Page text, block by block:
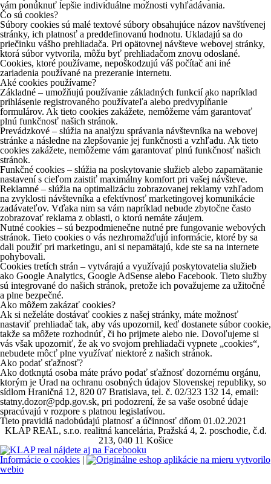
vám ponúknuť lepšie individuálne možnosti vyhľadávania.
Čo sú cookies?
Súbory cookies sú malé textové súbory obsahujúce názov navštívenej
stránky, ich platnosť a preddefinovanú hodnotu. Ukladajú sa do
priečinku vášho prehliadača. Pri opätovnej návšteve webovej stránky,
ktorá súbor vytvorila, môžu byť prehliadačom znovu odoslané.
Cookies, ktoré používame, nepoškodzujú váš počítač ani iné
zariadenia používané na prezeranie internetu.
Aké cookies používame?
Základné – umožňujú používanie základných funkcií ako napríklad
prihlásenie registrovaného používateľa alebo predvypĺňanie
formulárov. Ak tieto cookies zakážete, nemôžeme vám garantovať
plnú funkčnosť našich stránok.
Prevádzkové – slúžia na analýzu správania návštevníka na webovej
stránke a následne na zlepšovanie jej funkčnosti a vzhľadu. Ak tieto
cookies zakážete, nemôžeme vám garantovať plnú funkčnosť našich
stránok.
Funkčné cookies – slúžia na poskytovanie služieb alebo zapamätanie
nastavení s cieľom zaistiť maximálny komfort pri vašej návšteve.
Reklamné – slúžia na optimalizáciu zobrazovanej reklamy vzhľadom
na zvyklosti návštevníka a efektívnosť marketingovej komunikácie
zadávateľov. Vďaka nim sa vám napríklad nebude zbytočne často
zobrazovať reklama z oblasti, o ktorú nemáte záujem.
Nutné cookies – sú bezpodmienečne nutné pre fungovanie webových
stránok. Tieto cookies o vás nezhromažďujú informácie, ktoré by sa
dali použiť pri marketingu, ani si nepamätajú, kde ste sa na internete
pohybovali.
Cookies tretích strán – vytvárajú a využívajú poskytovatelia služieb
ako Google Analytics, Google AdSense alebo Facebook. Tieto služby
sú integrované do našich stránok, pretože ich považujeme za užitočné
a plne bezpečné.
Ako môžem zakázať cookies?
Ak si neželáte dostávať cookies z našej stránky, máte možnosť
nastaviť prehliadač tak, aby vás upozornil, keď dostanete súbor cookie,
takže sa môžete rozhodnúť, či ho prijmete alebo nie. Dovoľujeme si
vás však upozorniť, že ak vo svojom prehliadači vypnete „cookies“,
nebudete môcť plne využívať niektoré z našich stránok.
Ako podať sťažnosť?
Ako dotknutá osoba máte právo podať sťažnosť dozornému orgánu,
ktorým je Úrad na ochranu osobných údajov Slovenskej republiky, so
sídlom Hraničná 12, 820 07 Bratislava, tel. č. 02/323 132 14, email:
statny.dozor@pdp.gov.sk, pri podozrení, že sa vaše osobné údaje
spracúvajú v rozpore s platnou legislatívou.
Tieto pravidlá nadobúdajú platnosť a účinnosť dňom 01.02.2021
KLAP REAL, s.r.o. realitná kancelária, Pražská 4, 2. poschodie, č.d.
213, 040 11 Košice
Informácie o cookies |
vytvorilo
webio